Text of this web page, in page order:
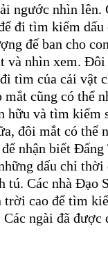
ngước nhìn lên.
đi tìm kiếm dấu
đế ban cho
và nhìn xem.
tìm của cải vật
mắt cũng có thể
hữu và tìm kiếm
đôi mắt có thể
nhận biết Đấng
dấu chỉ thời
tú. Các nhà Đạo
trời cao để tìm
ngài đã được